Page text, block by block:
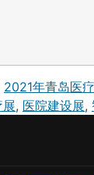
2021年青岛医
展, 医院建设展,